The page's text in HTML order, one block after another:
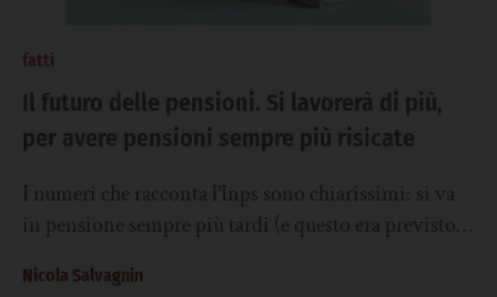
fatti
Il futuro delle pensioni. Si lavorerà di più,
per avere pensioni sempre più risicate
I numeri che racconta l’Inps sono chiarissimi: si va
in pensione sempre più tardi (e questo era previsto)
Nicola Salvagnin